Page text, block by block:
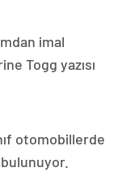
imal
Togg yazısı
otomobillerde